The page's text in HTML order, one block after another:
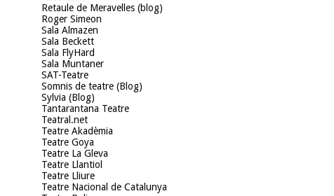
Retaule de Meravelles (blog)
Roger Simeon
Sala Almazen
Sala Beckett
Sala FlyHard
Sala Muntaner
SAT-Teatre
Somnis de teatre (Blog)
Sylvia (Blog)
Tantarantana Teatre
Teatral.net
Teatre Akadèmia
Teatre Goya
Teatre La Gleva
Teatre Llantiol
Teatre Lliure
Teatre Nacional de Catalunya